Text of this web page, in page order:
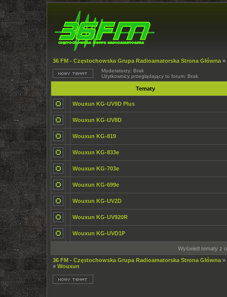
36 FM - Częstochowska Grupa Radioamatorska Strona Główna »
Moderatorzy: Brak
Użytkownicy przeglądający to forum: Brak
Tematy
Wouxun KG-UV9D Plus
Wouxun KG-UV8D
Wouxun KG-819
Wouxun KG-833e
Wouxun KG-703e
Wouxun KG-699e
Wouxun KG-UV2D
Wouxun KG-UV920R
Wouxun KG-UVD1P
Wyświetl tematy z
36 FM - Częstochowska Grupa Radioamatorska Strona Główna »
» Wouxun